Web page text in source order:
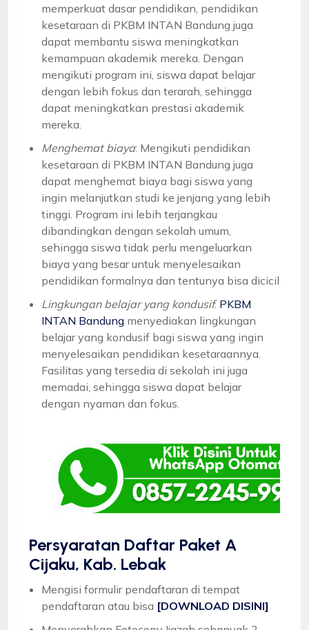
memperkuat dasar pendidikan, pendidikan
kesetaraan di PKBM INTAN Bandung juga
dapat membantu siswa meningkatkan
kemampuan akademik mereka. Dengan
mengikuti program ini, siswa dapat belajar
dengan lebih fokus dan terarah, sehingga
dapat meningkatkan prestasi akademik
mereka.
Menghemat biaya: Mengikuti pendidikan
kesetaraan di PKBM INTAN Bandung juga
dapat menghemat biaya bagi siswa yang
ingin melanjutkan studi ke jenjang yang lebih
tinggi. Program ini lebih terjangkau
dibandingkan dengan sekolah umum,
sehingga siswa tidak perlu mengeluarkan
biaya yang besar untuk menyelesaikan
pendidikan formalnya dan tentunya bisa dicicil
Lingkungan belajar yang kondusif: PKBM
INTAN Bandung menyediakan lingkungan
belajar yang kondusif bagi siswa yang ingin
menyelesaikan pendidikan kesetaraannya.
Fasilitas yang tersedia di sekolah ini juga
memadai, sehingga siswa dapat belajar
dengan nyaman dan fokus.
Persyaratan Daftar Paket A
Cijaku, Kab. Lebak
Mengisi formulir pendaftaran di tempat
pendaftaran atau bisa [DOWNLOAD DISINI]